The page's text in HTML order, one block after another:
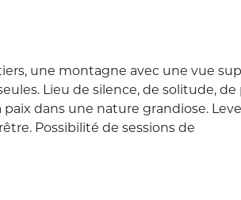
une montagne avec une vue
Lieu de silence, de solitude, de
dans une nature grandiose.
Possibilité de sessions de